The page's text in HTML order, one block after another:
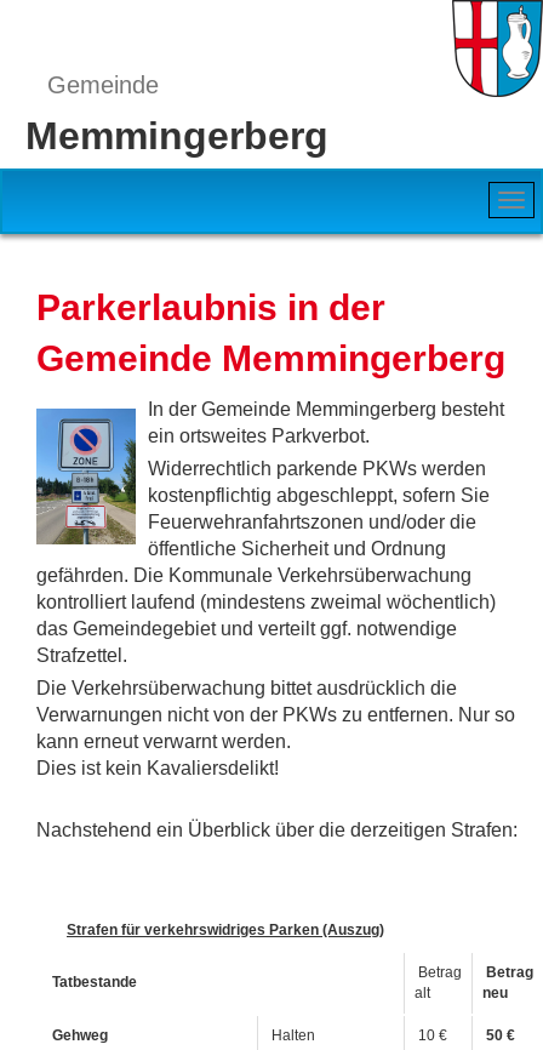
Gemeinde
Memmingerberg
Parkerlaubnis in der
Gemeinde Memmingerberg
In der Gemeinde Memmingerberg besteht
ein ortsweites Parkverbot.
Widerrechtlich parkende PKWs werden
kostenpflichtig abgeschleppt, sofern Sie
Feuerwehranfahrtszonen und/oder die
öffentliche Sicherheit und Ordnung
gefährden. Die Kommunale Verkehrsüberwachung
kontrolliert laufend (mindestens zweimal wöchentlich)
das Gemeindegebiet und verteilt ggf. notwendige
Strafzettel.
Die Verkehrsüberwachung bittet ausdrücklich die
Verwarnungen nicht von der PKWs zu entfernen. Nur so
kann erneut verwarnt werden.
Dies ist kein Kavaliersdelikt!
Nachstehend ein Überblick über die derzeitigen Strafen:
Strafen für verkehrswidriges Parken (Auszug)
Tatbestande
Betrag
alt
Betrag
neu
Gehweg Halten 10 € 50 €